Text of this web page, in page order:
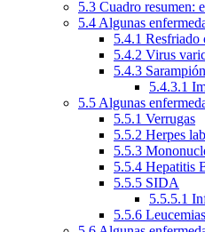
5.3 Cuadro resumen:
5.4 Algunas
5.4.1 Resfriado
5.4.2 Virus
5.4.3
5.4.3.1
5.5 Algunas
5.5.1 Verrugas
5.5.2 Herpes
5.5.3
5.5.4 Hepatitis
5.5.5 SIDA
5.5.5.1
5.5.6 Leucemias